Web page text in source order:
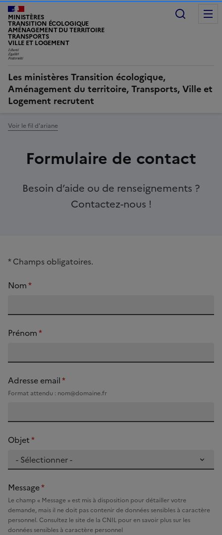
MINISTÈRES
TRANSITION ÉCOLOGIQUE
AMÉNAGEMENT DU TERRITOIRE
TRANSPORTS
VILLE ET LOGEMENT
Les ministères Transition écologique,
Aménagement du territoire, Transports, Ville et
Logement recrutent
Voir le fil d'ariane
Formulaire de contact
Besoin d’aide ou de renseignements ?
Contactez-nous !
*Champs obligatoires.
Nom*
Prénom*
Adresse email*
Format attendu : nom@domaine.fr
Objet*
Objet
*
Message*
Le champ « Message » est mis à disposition pour détailler votre
demande, mais il ne doit pas contenir de données sensibles à caractère
personnel. Consultez le site de la CNIL pour en savoir plus sur les
données sensibles à caractère personnel